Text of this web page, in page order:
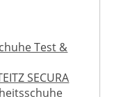
Test &
SECURA